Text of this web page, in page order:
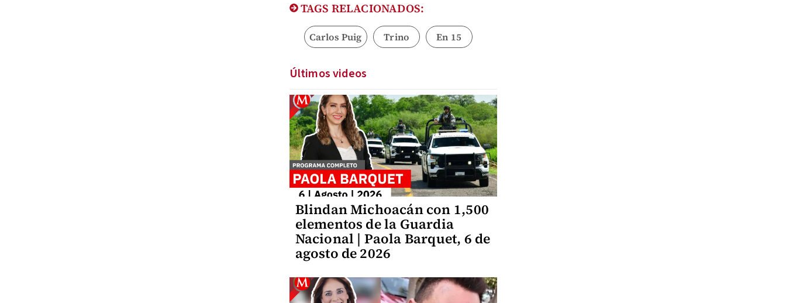
TAGS RELACIONADOS:
Carlos Puig Trino En 15
Últimos videos
Blindan Michoacán con 1,500
elementos de la Guardia
Nacional | Paola Barquet, 6 de
agosto de 2026